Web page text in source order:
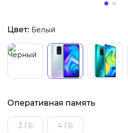
Цвет: Белый
Оперативная память
3 ГБ 4 ГБ